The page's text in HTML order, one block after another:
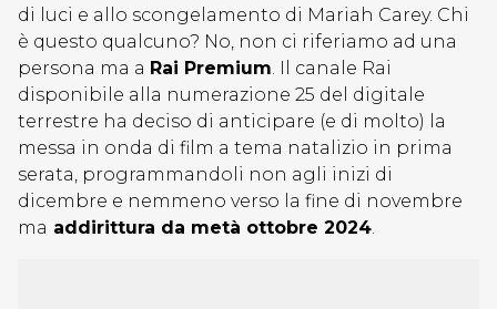
di luci e allo scongelamento di Mariah Carey. Chi
è questo qualcuno? No, non ci riferiamo ad una
persona ma a Rai Premium. Il canale Rai
disponibile alla numerazione 25 del digitale
terrestre ha deciso di anticipare (e di molto) la
messa in onda di film a tema natalizio in prima
serata, programmandoli non agli inizi di
dicembre e nemmeno verso la fine di novembre
ma addirittura da metà ottobre 2024.